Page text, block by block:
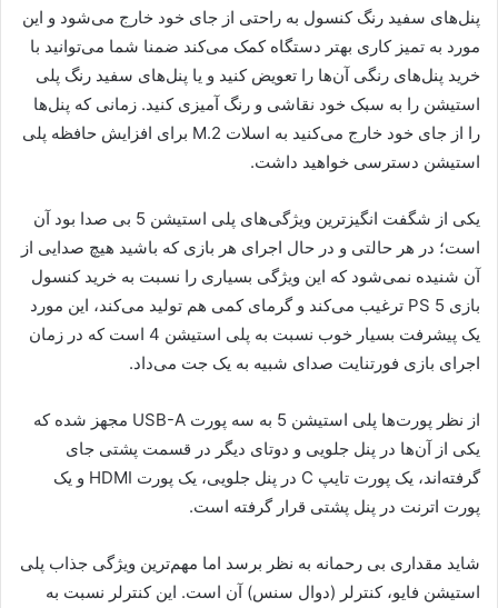
پنل‌های سفید رنگ کنسول به راحتی از جای خود خارج می‌شود و این
مورد به تمیز کاری بهتر دستگاه کمک می‌کند ضمنا شما می‌توانید با
خرید پنل‌های رنگی آن‌ها را تعویض کنید و یا پنل‌های سفید رنگ پلی
استیشن را به سبک خود نقاشی و رنگ آمیزی کنید. زمانی که پنل‌ها
را از جای خود خارج می‌کنید به اسلات M.2 برای افزایش حافظه پلی
استیشن دسترسی خواهید داشت.
یکی از شگفت انگیز‌ترین ویژگی‌های پلی استیشن 5 بی صدا بود آن
است؛ در هر حالتی و در حال اجرای هر بازی که باشید هیچ صدایی از
آن شنیده نمی‌شود که این ویژگی بسیاری را نسبت به خرید کنسول
بازی PS 5 ترغیب می‌کند و گرمای کمی هم تولید می‌کند، این مورد
یک پیشرفت بسیار خوب نسبت به پلی استیشن 4 است که در زمان
اجرای بازی فورتنایت صدای شبیه به یک جت می‌داد.
از نظر پورت‌ها پلی استیشن 5 به سه پورت USB-A مجهز شده که
یکی از آن‌ها در پنل جلویی و دوتای دیگر در قسمت پشتی جای
گرفته‌اند، یک پورت تایپ C در پنل جلویی، یک پورت HDMI و یک
پورت اترنت در پنل پشتی قرار گرفته است.
شاید مقداری بی رحمانه به نظر برسد اما مهم‌ترین ویژگی جذاب پلی
استیشن فایو، کنترلر (دوال سنس) آن است. این کنترلر نسبت به